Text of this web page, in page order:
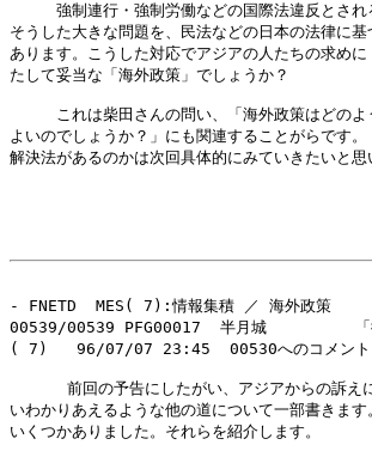
強制連行・強制労働などの国際法違反とされ
そうした大きな問題を、民法などの日本の法律に
あります。こうした対応でアジアの人たちの求め
たして妥当な「海外政策」でしょうか？
これは柴田さんの問い、「海外政策はどのよ
よいのでしょうか？」にも関連することがらです
解決法があるのかは次回具体的にみていきたいと思
- FNETD  MES( 7):情報集積 ／ 海外政策
00539/00539 PFG00017  半月城      　　「従
( 7)   96/07/07 23:45  00530へのコメント
前回の予告にしたがい、アジアからの訴え
いわかりあえるような他の道について一部書きま
いくつかありました。それらを紹介します。